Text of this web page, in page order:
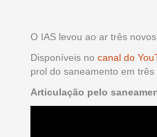
O IAS levou ao ar três
Disponíveis no canal do
prol do saneamento em três
Articulação pelo